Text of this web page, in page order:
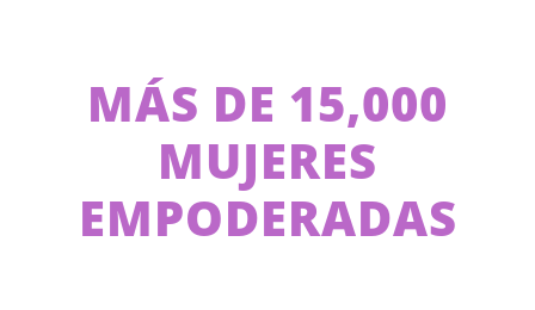
MÁS DE 15,000
MUJERES
EMPODERADAS